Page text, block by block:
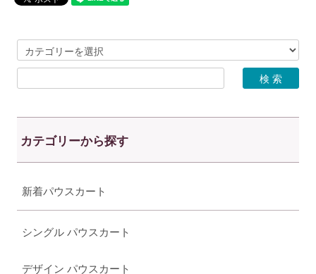
カテゴリーから探す
新着パウスカート
シングル パウスカート
デザイン パウスカート